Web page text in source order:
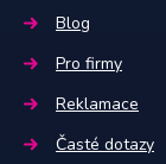
Blog
Pro firmy
Reklamace
Časté dotazy